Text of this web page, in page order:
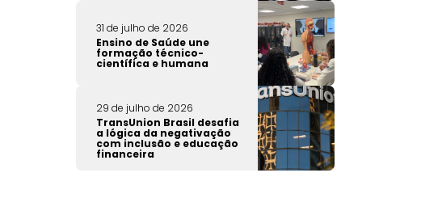
31 de julho de 2026
Ensino de Saúde une
formação técnico-
científica e humana
29 de julho de 2026
TransUnion Brasil desafia
a lógica da negativação
com inclusão e educação
financeira